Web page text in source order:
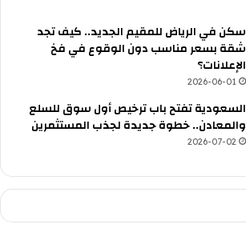
سكن في الرياض للمقيم الجديد.. كيف تجد
شقة بسعر مناسب دون الوقوع في فخ
الإعلانات؟
2026-06-01
السعودية تفتح باب ترخيص أول سوق للسلع
والمعادن.. خطوة جديدة لجذب المستثمرين
2026-07-02